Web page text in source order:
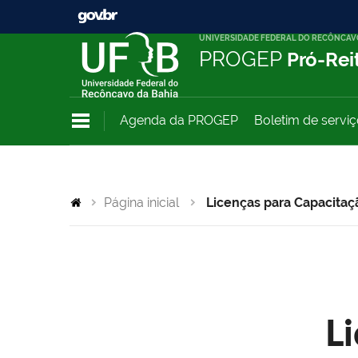
UNIVERSIDADE FEDERAL DO
PROGEP Pró-
Agenda da PROGEP Boletim de
Página inicial Licenças para